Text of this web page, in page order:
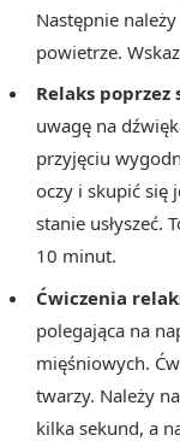
Następnie
powietrze.
Relaks poprzez
uwagę na
przyjęciu
oczy i skupić się
stanie usłyszeć.
10 minut.
Ćwiczenia
polegająca na
mięśniowych.
twarzy. Należy
kilka sekund, a